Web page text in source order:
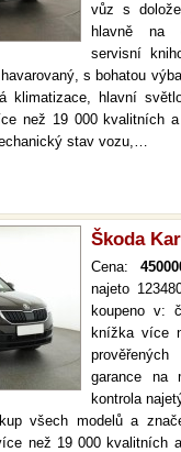
vůz s
hlavně na
servisní
s bohatou
klimatizace, hlavní
než 19 000 kvalitních
stav vozu,…
Škoda
Cena:
najeto
koupeno v:
knížka více
garance na
kontrola
všech modelů a
než 19 000 kvalitních